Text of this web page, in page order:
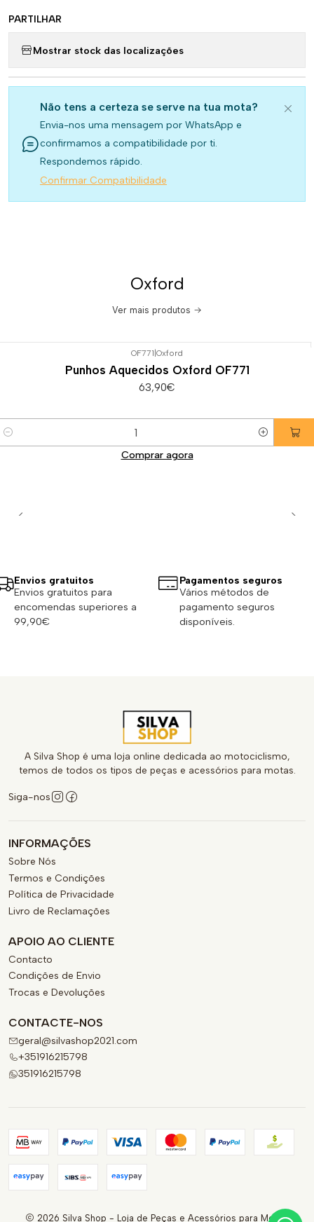
PARTILHAR
Mostrar stock das localizações
Não tens a certeza se serve na tua mota?
Envia-nos uma mensagem por WhatsApp e
confirmamos a compatibilidade por ti.
Respondemos rápido.
Confirmar Compatibilidade
Oxford
Ver mais produtos
OF771 Oxford
Punhos Aquecidos Oxford OF771
63,90€
Comprar agora
Envios gratuitos
Envios gratuitos para
encomendas superiores a
99,90€
Pagamentos seguros
Vários métodos de
pagamento seguros
disponíveis.
A Silva Shop é uma loja online dedicada ao motociclismo,
temos de todos os tipos de peças e acessórios para motas.
Siga-nos
INFORMAÇÕES
Sobre Nós
Termos e Condições
Política de Privacidade
Livro de Reclamações
APOIO AO CLIENTE
Contacto
Condições de Envio
Trocas e Devoluções
CONTACTE-NOS
geral@silvashop2021.com
+351916215798
351916215798
2026 Silva Shop - Loja de Peças e Acessórios para Motas.